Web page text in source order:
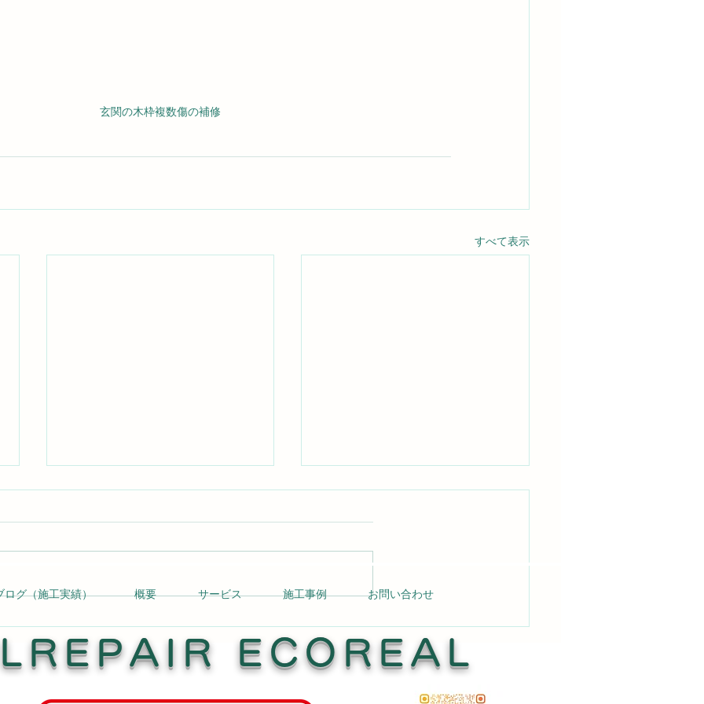
玄関の木枠複数傷の補修
すべて表示
ドア縁のはがれ補修 Read
More →
店舗の壁はがれ補修 Read
More →
ログ（施工実績） 概要 サービス 施工事例 お問い合わせ
ECOREAL